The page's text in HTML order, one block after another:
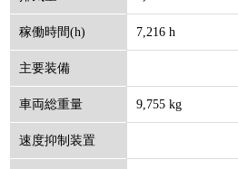
稼働時間(h) 7,216 h
主要装備
車両総重量 9,755 kg
速度抑制装置